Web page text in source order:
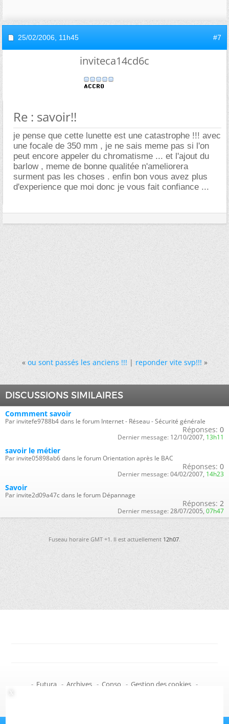
25/02/2006, 11h45 #7
inviteca14cd6c
Re : savoir!!
je pense que cette lunette est une catastrophe !!! avec
une focale de 350 mm , je ne sais meme pas si l'on
peut encore appeler du chromatisme ... et l'ajout du
barlow , meme de bonne qualitée n'ameliorera
surment pas les choses . enfin bon vous avez plus
d'experience que moi donc je vous fait confiance ...
« ou sont passés les anciens !!!|reponder vite svp!!! »
DISCUSSIONS SIMILAIRES
Commment savoir
Par invitefe9788b4 dans le forum Internet - Réseau - Sécurité générale
Réponses: 0
Dernier message: 12/10/2007, 13h11
savoir le métier
Par invite05898ab6 dans le forum Orientation après le BAC
Réponses: 0
Dernier message: 04/02/2007, 14h23
Savoir
Par invite2d09a47c dans le forum Dépannage
Réponses: 2
Dernier message: 28/07/2005, 07h47
Fuseau horaire GMT +1. Il est actuellement12h07.
- Futura - Archives - Conso - Gestion des cookies -